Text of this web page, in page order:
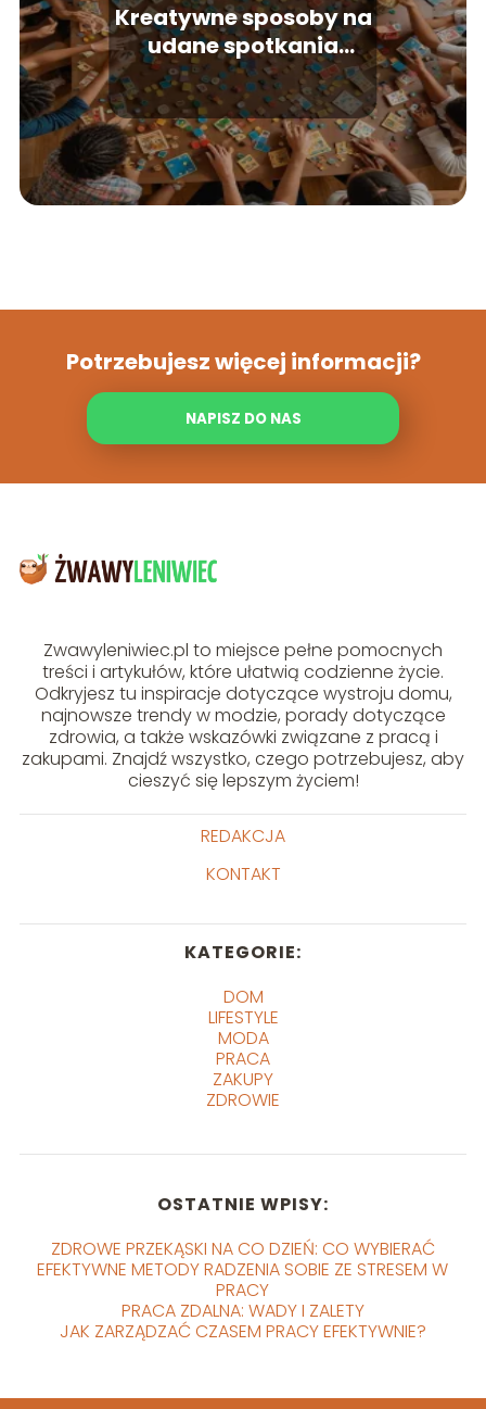
Kreatywne sposoby na
udane spotkania
zespołowe
Potrzebujesz więcej informacji?
NAPISZ DO NAS
Zwawyleniwiec.pl to miejsce pełne pomocnych
treści i artykułów, które ułatwią codzienne życie.
Odkryjesz tu inspiracje dotyczące wystroju domu,
najnowsze trendy w modzie, porady dotyczące
zdrowia, a także wskazówki związane z pracą i
zakupami. Znajdź wszystko, czego potrzebujesz, aby
cieszyć się lepszym życiem!
REDAKCJA
KONTAKT
KATEGORIE:
DOM
LIFESTYLE
MODA
PRACA
ZAKUPY
ZDROWIE
OSTATNIE WPISY:
ZDROWE PRZEKĄSKI NA CO DZIEŃ: CO WYBIERAĆ
EFEKTYWNE METODY RADZENIA SOBIE ZE STRESEM W
PRACY
PRACA ZDALNA: WADY I ZALETY
JAK ZARZĄDZAĆ CZASEM PRACY EFEKTYWNIE?